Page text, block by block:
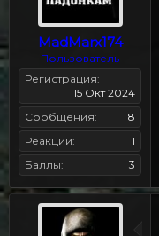
MadMarx174
Пользователь
Регистрация
15 Окт 2024
Сообщения
8
Реакции
1
Баллы
3